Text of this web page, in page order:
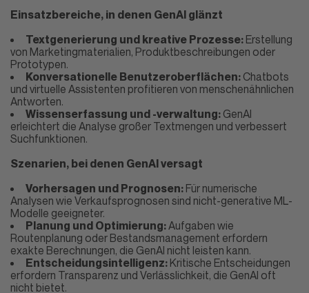
Einsatzbereiche, in denen GenAI glänzt
Textgenerierung und kreative Prozesse: Erstellung
von Marketingmaterialien, Produktbeschreibungen oder
Prototypen.
Konversationelle Benutzeroberflächen: Chatbots
und virtuelle Assistenten profitieren von menschenähnlichen
Antworten.
Wissenserfassung und -verwaltung: GenAI
erleichtert die Analyse großer Textmengen und verbessert
Suchfunktionen.
Szenarien, bei denen GenAI versagt
Vorhersagen und Prognosen: Für numerische
Analysen wie Verkaufsprognosen sind nicht-generative ML-
Modelle geeigneter.
Planung und Optimierung:Aufgaben wie
Routenplanung oder Bestandsmanagement erfordern
exakte Berechnungen, die GenAI nicht leisten kann.
Entscheidungsintelligenz: Kritische Entscheidungen
erfordern Transparenz und Verlässlichkeit, die GenAI oft
nicht bietet.